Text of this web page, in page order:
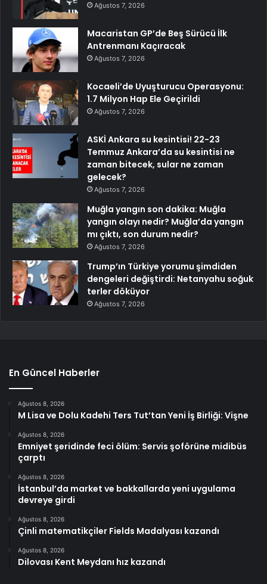
Ağustos 7, 2026
Macaristan GP’de Beş Sürücü İlk
Antrenmanı Kaçıracak
Ağustos 7, 2026
Kocaeli’de Uyuşturucu Operasyonu:
1.7 Milyon Hap Ele Geçirildi
Ağustos 7, 2026
ASKİ Ankara su kesintisi! 22-23
Temmuz Ankara’da su kesintisi ne
zaman bitecek, sular ne zaman
gelecek?
Ağustos 7, 2026
Muğla yangın son dakika: Muğla
yangın olayı nedir? Muğla’da yangın
mı çıktı, son durum nedir?
Ağustos 7, 2026
Trump’ın Türkiye yorumu şimdiden
dengeleri değiştirdi: Netanyahu soğuk
terler döküyor
Ağustos 7, 2026
En Güncel Haberler
Ağustos 8, 2026
M Lisa ve Dolu Kadehi Ters Tut’tan Yeni İş Birliği: Vişne
Ağustos 8, 2026
Emniyet şeridinde feci ölüm: Servis şoförüne midibüs
çarptı
Ağustos 8, 2026
İstanbul’da market ve bakkallarda yeni uygulama
devreye girdi
Ağustos 8, 2026
Çinli matematikçiler Fields Madalyası kazandı
Ağustos 8, 2026
Dilovası Kent Meydanı hız kazandı